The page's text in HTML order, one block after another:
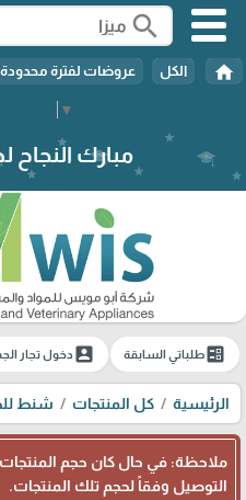
▼
search
home الكل عروضات لفترة محدودة
مبارك النجاح
ballotطلباتي السابقة account_boxدخول تجار
الرئيسية كل المنتجات شنط
ملاحظة: في حال كان حجم
التوصيل وفقاً لحجم تلك المنتجات.